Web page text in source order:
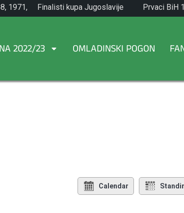
1971,
Finalisti kupa Jugoslavije
1965.
Prvaci BiH
2022/23 OMLADINSKI POGON
Calendar